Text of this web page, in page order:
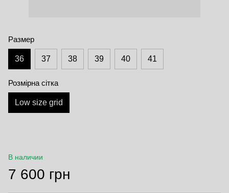
Размер
36 37 38 39 40 41
Розмірна сітка
Low size grid
В наличии
7 600 грн